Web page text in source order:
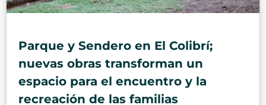
Parque y Sendero en El Colibrí;
nuevas obras transforman un
espacio para el encuentro y la
recreación de las familias